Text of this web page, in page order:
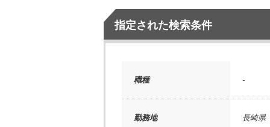
指定された検索条件
職種 -
勤務地 長崎県